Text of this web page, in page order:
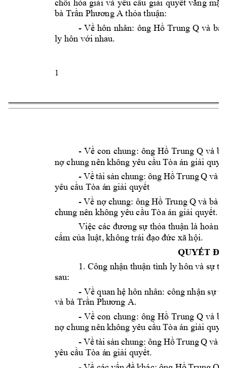
1
chối hòa giải và yêu cầu giải quyết vắng mặt
bà Trần Phương A tha thuận:
- Về hôn nhân: ông Hồ Trung Q và bà
ly hôn với nhau.
- Về con chung: ông Hồ Trung Q và
nợ chung nên không yêu cầu Tòa án giải q
- Về tài sản chung: ông Hồ Trung Qvà
yêu cầu Tòa án giải quyết
- Về nợ chung: ông Hồ Trung Q và bà
chung nên không yêu cầu Tòa án giải quyết.
Việc các đương sự tha thuận là hoàn
cấm của luật, không trái đạo đức xã hội.
QUYẾT
1. Công nhận thuận tình ly hôn và sự
sau:
- Về quan hệ hôn nhân: công nhận sự
và bà Trần Phương A.
- Về con chung: ông Hồ Trung Q và
nợ chung nên không yêu cầu Tòa án giải q
- Về tài sản chung: ông Hồ Trung Qvà
yêu cầu Tòa án giải quyết.